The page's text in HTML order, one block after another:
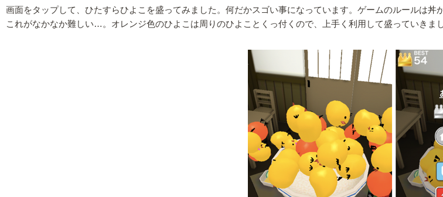
画面をタップして、ひたすらひよこを盛ってみました。何だかスゴい事になっています。ゲームのルールは
これがなかなか難しい…。オレンジ色のひよこは周りのひよことくっ付くので、上手く利用して盛っていきまし